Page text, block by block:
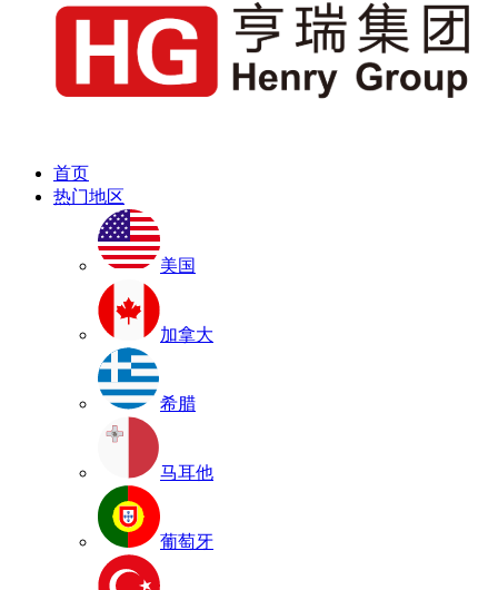
首页
热门地区
美国
加拿大
希腊
马耳他
葡萄牙